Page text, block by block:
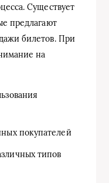
Существует
предлагают
билетов. При
на
покупателей
типов